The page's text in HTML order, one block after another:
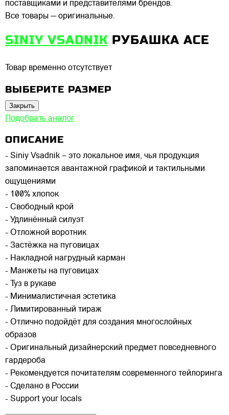
поставщиками и представителями брендов.
Все товары — оригинальные.
SINIY VSADNIK РУБАШКА ACE
Товар временно отсутствует
ВЫБЕРИТЕ РАЗМЕР
Закрыть
Подобрать аналог
ОПИСАНИЕ
- Siniy Vsadnik – это локальное имя, чья продукция
запоминается авантажной графикой и тактильными
ощущениями
- 100% хлопок
- Свободный крой
- Удлинённый силуэт
- Отложной воротник
- Застёжка на пуговицах
- Накладной нагрудный карман
- Манжеты на пуговицах
- Туз в рукаве
- Минималистичная эстетика
- Лимитированный тираж
- Отлично подойдёт для создания многослойных
образов
- Оригинальный дизайнерский предмет повседневного
гардероба
- Рекомендуется почитателям современного тейлоринга
- Сделано в России
- Support your locals